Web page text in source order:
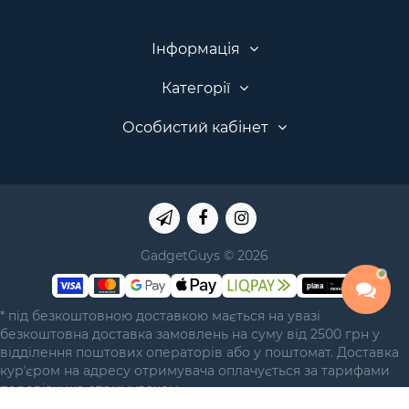
Інформація
Категорії
Особистий кабінет
GadgetGuys © 2026
* під безкоштовною доставкою мається на увазі
безкоштовна доставка замовлень на суму від 2500 грн у
відділення поштових операторів або у поштомат. Доставка
курʼєром на адресу отримувача оплачується за тарифами
перевізника отримувачем.